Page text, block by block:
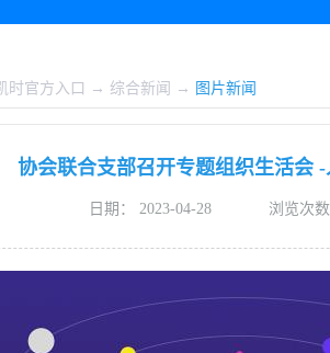
时官方入口 → 综合新闻 → 图片新闻
协会联合支部召开专题组织生活会
日期： 2023-04-28 浏览次